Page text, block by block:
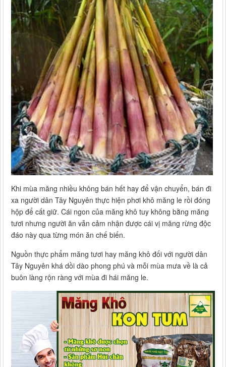
Khi mùa măng nhiều không bán hết hay để vận chuyển, bán đi
xa người dân Tây Nguyên thực hiện phơi khô măng le rồi đóng
hộp để cất giữ. Cái ngon của măng khô tuy không bằng măng
tươi nhưng người ăn vẫn cảm nhận được cái vị măng rừng độc
đáo này qua từng món ăn chế biến.
Nguồn thực phẩm măng tươi hay măng khô đối với người dân
Tây Nguyên khá dồi dào phong phú và mỗi mùa mưa về là cả
buôn làng rộn ràng với mùa đi hái măng le.